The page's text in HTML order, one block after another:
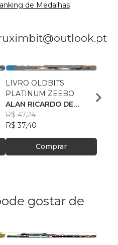
de Medalhas
LIVRO OLDBITS
PLATINUM ZEEBO
ALAN RICARDO DE
OLIVEIRA
R$ 47,24
R$ 37,40
Comprar
gostar de